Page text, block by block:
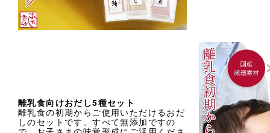
離乳食向けおだし5種セット
離乳食の初期からご使用いただけるおだ
しのセットです。すべて無添加ですの